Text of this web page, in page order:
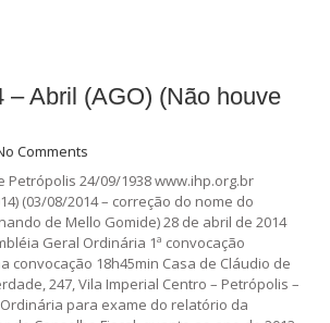
– Abril (AGO) (Não houve
Comments
Petrópolis 24/09/1938 www.ihp.org.br
(03/08/2014 – correção do nome do
de Mello Gomide) 28 de abril de 2014
Geral Ordinária 1ª convocação
convocação 18h45min Casa de Cláudio de
247, Vila Imperial Centro – Petrópolis –
Ordinária para exame do relatório da